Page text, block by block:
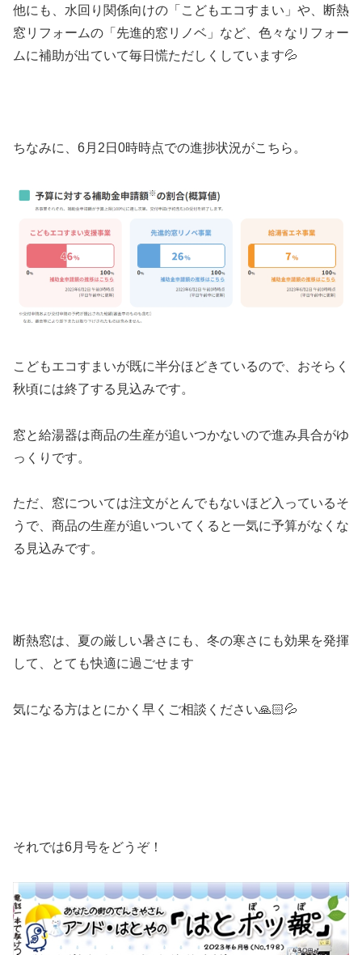
他にも、水回り関係向けの「こどもエコすまい」や、断熱
窓リフォームの「先進的窓リノベ」など、色々なリフォー
ムに補助が出ていて毎日慌ただしくしています💦
ちなみに、6月2日0時時点での進捗状況がこちら。
こどもエコすまいが既に半分ほどきているので、おそらく
秋頃には終了する見込みです。
窓と給湯器は商品の生産が追いつかないので進み具合がゆ
っくりです。
ただ、窓については注文がとんでもないほど入っているそ
うで、商品の生産が追いついてくると一気に予算がなくな
る見込みです。
断熱窓は、夏の厳しい暑さにも、冬の寒さにも効果を発揮
して、とても快適に過ごせます
気になる方はとにかく早くご相談ください🙏🏻💦
それでは6月号をどうぞ！